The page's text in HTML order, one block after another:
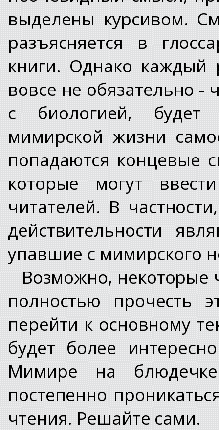
выделены курсивом.
разъясняется в
книги. Однако каждый
вовсе не обязательно
с биологией, будет
мимирской жизни
попадаются концевые
которые могут
читателей. В
действительности
упавшие с мимирского
Возможно, некоторые
полностью прочесть
перейти к основному
будет более
Мимире на
постепенно
чтения. Решайте сами.